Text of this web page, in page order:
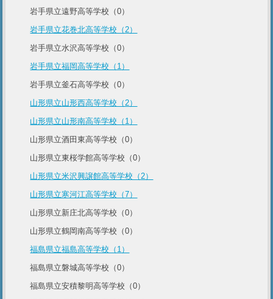
岩手県立遠野高等学校（0）
岩手県立花巻北高等学校（2）
岩手県立水沢高等学校（0）
岩手県立福岡高等学校（1）
岩手県立釜石高等学校（0）
山形県立山形西高等学校（2）
山形県立山形南高等学校（1）
山形県立酒田東高等学校（0）
山形県立東桜学館高等学校（0）
山形県立米沢興譲館高等学校（2）
山形県立寒河江高等学校（7）
山形県立新庄北高等学校（0）
山形県立鶴岡南高等学校（0）
福島県立福島高等学校（1）
福島県立磐城高等学校（0）
福島県立安積黎明高等学校（0）